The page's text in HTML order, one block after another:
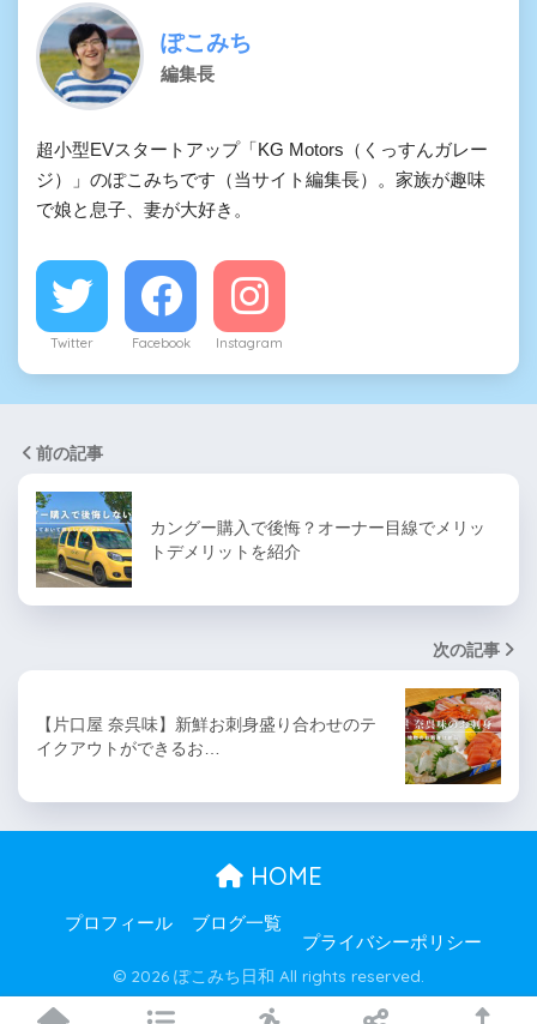
ぽこみち
編集長
超小型EVスタートアップ「KG Motors（くっすんガレー
ジ）」のぽこみちです（当サイト編集長）。家族が趣味
で娘と息子、妻が大好き。
Twitter Facebook Instagram
前の記事
カングー購入で後悔？オーナー目線でメリッ
トデメリットを紹介
次の記事
【片口屋 奈呉味】新鮮お刺身盛り合わせのテ
イクアウトができるお…
HOME
プロフィール
ブログ一覧
プライバシーポリシー
© 2026 ぽこみち日和 All rights reserved.